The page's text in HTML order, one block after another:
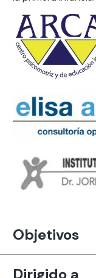
Objetivos
Dirigido a